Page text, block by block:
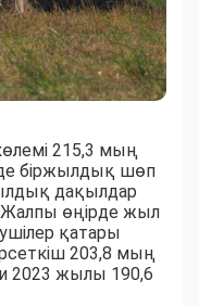
215,3 мың
біржылдық шөп
дақылдар
өңірде жыл
қатары
203,8 мың
2023 жылы 190,6